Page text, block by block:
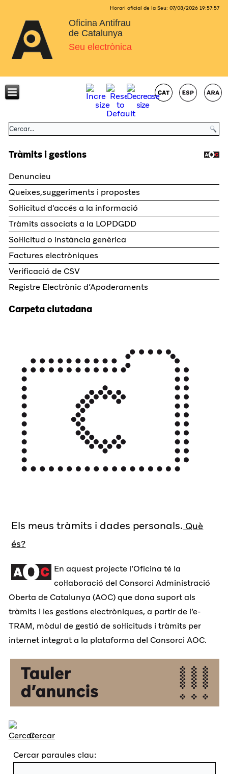
Horari oficial de la Seu: 07/08/2026 19:57:57
Oficina Antifrau
de Catalunya
Seu electrònica
Tràmits i gestions
Denuncieu
Queixes,suggeriments i propostes
Sol·licitud d'accés a la informació
Tràmits associats a la LOPDGDD
Sol·licitud o instància genèrica
Factures electròniques
Verificació de CSV
Registre Electrònic d’Apoderaments
Carpeta ciutadana
Els meus tràmits i dades personals. Què
és?
En aquest projecte l’Oficina té la
col·laboració del Consorci Administració
Oberta de Catalunya (AOC) que dona suport als
tràmits i les gestions electròniques, a partir de l’e-
TRAM, mòdul de gestió de sol·licituds i tràmits per
internet integrat a la plataforma del Consorci AOC.
Cercar
Cercar paraules clau: